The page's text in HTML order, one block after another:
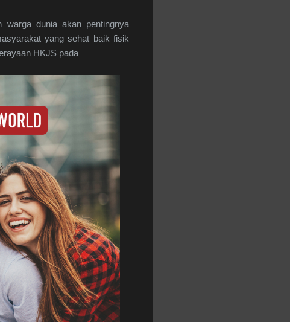
warga dunia akan pentingnya
yang sehat baik fisik
HKJS pada